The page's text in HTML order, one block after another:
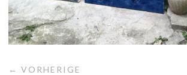
← VORHERIGE